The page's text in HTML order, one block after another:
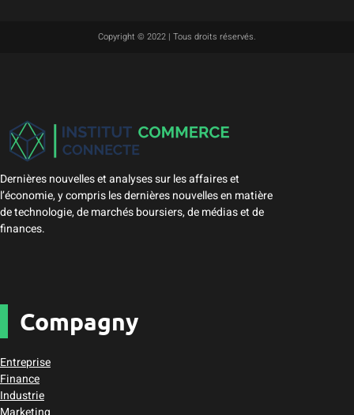
Copyright © 2022 | Tous droits réservés.
Dernières nouvelles et analyses sur les affaires et
l’économie, y compris les dernières nouvelles en matière
de technologie, de marchés boursiers, de médias et de
finances.
Compagny
Entreprise
Finance
Industrie